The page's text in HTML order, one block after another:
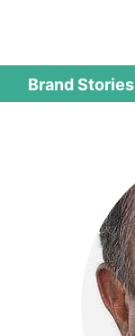
Brand Stories